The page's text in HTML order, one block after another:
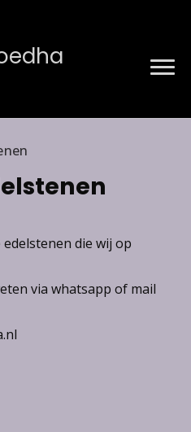
die wij op
via whatsapp of mail